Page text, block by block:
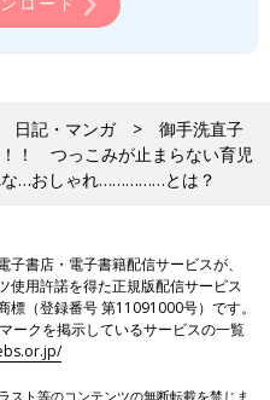
日記・マンガ
御手洗直子
！ つっこみが止まらない育児
…おしゃれ……………とは？
子書店・電子書籍配信サービスが、
使用許諾を得た正規版配信サービス
標（登録番号 第11091000号）です。
ークを掲示しているサービスの一覧
スト等のコンテンツの無断転載を禁じま